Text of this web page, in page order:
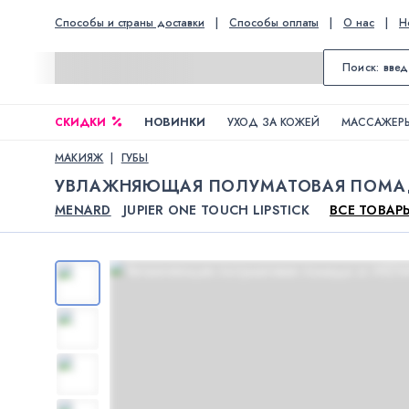
Способы и страны доставки | Способы оплаты | О нас |
СКИДКИ НОВИНКИ УХОД ЗА КОЖЕЙ
МАКИЯЖ ГУБЫ
УВЛАЖНЯЮЩАЯ ПОЛУМАТОВАЯ
MENARD JUPIER ONE TOUCH LIPSTICK ВСЕ